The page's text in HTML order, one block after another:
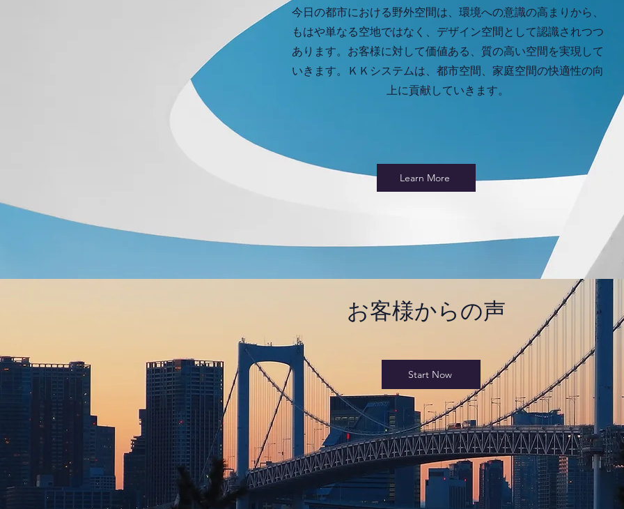
今日の都市における野外空間は、環境への意識の高まりから、
もはや単なる空地ではなく、デザイン空間として認識されつつ
あります。お客様に対して価値ある、質の高い空間を実現して
いきます。ＫＫシステムは、都市空間、家庭空間の快適性の向
上に貢献していきます。
Learn More
​お客様からの声
Start Now